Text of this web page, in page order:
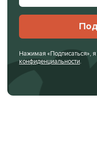
Нажимая «Подписаться»,
конфиденциальности.